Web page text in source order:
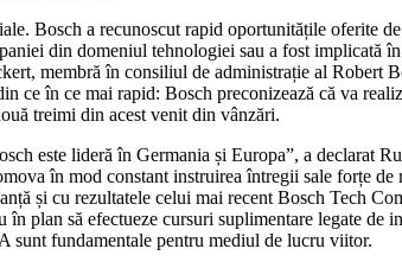
Bosch a recunoscut rapid oportunitățile oferite
din domeniul tehnologiei sau a fost implicată
membră în consiliul de administrație al Robert
ce în ce mai rapid: Bosch preconizează că va
treimi din acest venit din vânzări.
este lideră în Germania și Europa”, a declarat
în mod constant instruirea întregii sale forțe de
și cu rezultatele celui mai recent Bosch Tech
plan să efectueze cursuri suplimentare legate de
sunt fundamentale pentru mediul de lucru viitor.